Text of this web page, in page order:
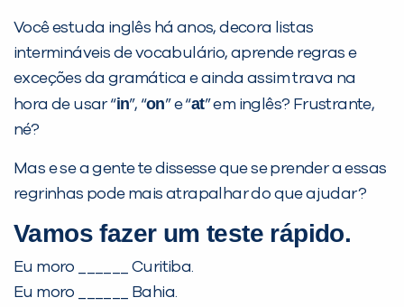
Você estuda inglês há anos, decora listas
intermináveis de vocabulário, aprende regras e
exceções da gramática e ainda assim trava na
hora de usar “in”, “on” e “at” em inglês? Frustrante,
né?
Mas e se a gente te dissesse que se prender a essas
regrinhas pode mais atrapalhar do que ajudar?
Vamos fazer um teste rápido.
Eu moro ______ Curitiba.
Eu moro ______ Bahia.